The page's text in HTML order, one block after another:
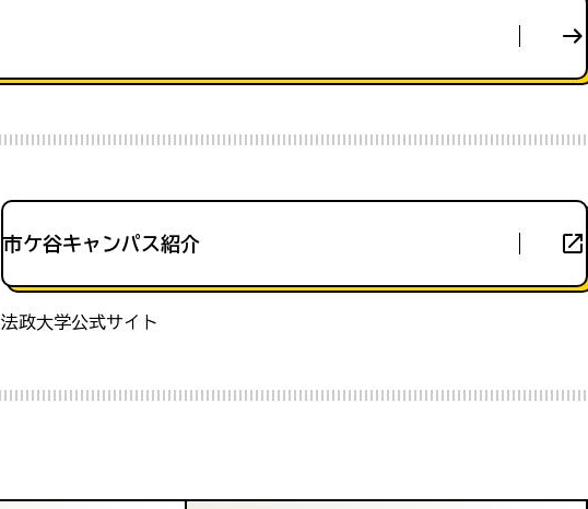
市ケ谷キャンパス紹介
法政大学公式サイト